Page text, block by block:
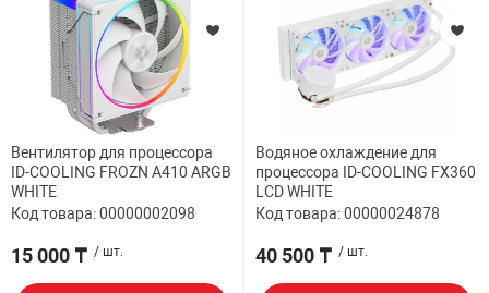
Вентилятор для процессора
ID-COOLING FROZN A410 ARGB
WHITE
Код товара: 00000002098
15 000 ₸ / шт.
Водяное охлаждение для
процессора ID-COOLING FX360
LCD WHITE
Код товара: 00000024878
40 500 ₸ / шт.